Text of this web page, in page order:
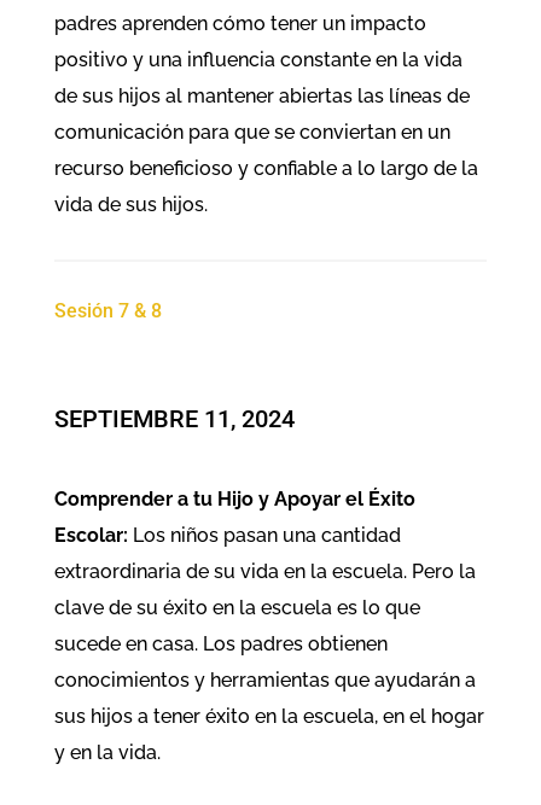
padres aprenden cómo tener un impacto
positivo y una influencia constante en la vida
de sus hijos al mantener abiertas las líneas de
comunicación para que se conviertan en un
recurso beneficioso y confiable a lo largo de la
vida de sus hijos.
Sesión 7 & 8
SEPTIEMBRE 11, 2024
Comprender a tu Hijo y Apoyar el Éxito
Escolar: Los niños pasan una cantidad
extraordinaria de su vida en la escuela. Pero la
clave de su éxito en la escuela es lo que
sucede en casa. Los padres obtienen
conocimientos y herramientas que ayudarán a
sus hijos a tener éxito en la escuela, en el hogar
y en la vida.